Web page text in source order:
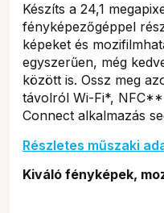
Készíts a 24,1
fényképezőgéppel
képeket és
egyszerűen, még
között is. Ossz meg
távolról Wi-Fi*, NFC**
Connect alkalmazás
Részletes műszaki
Kiváló fényképek,